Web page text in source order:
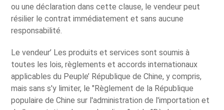
ou une déclaration dans cette clause, le vendeur peut
résilier le contrat immédiatement et sans aucune
responsabilité.
Le vendeur’ Les produits et services sont soumis à
toutes les lois, règlements et accords internationaux
applicables du Peuple’ République de Chine, y compris,
mais sans s'y limiter, le "Règlement de la République
populaire de Chine sur l'administration de l'importation et